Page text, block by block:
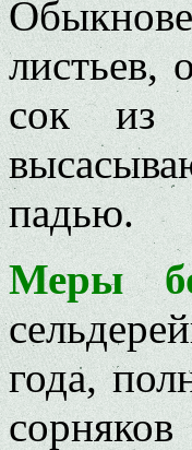
листьев,
сок из
падью.
Меры
года,